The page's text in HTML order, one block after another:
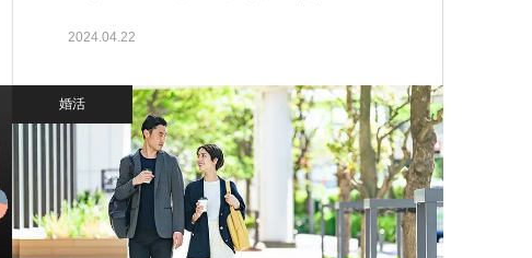
し…
2024.04.22
婚活